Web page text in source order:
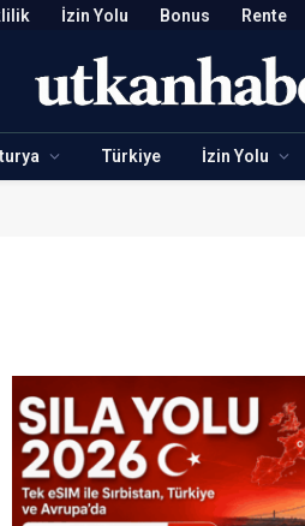
İzin Yolu Bonus Rente
Türkiye İzin Yolu